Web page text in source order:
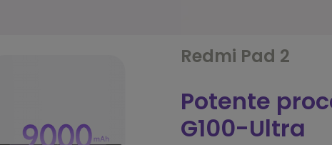
Redmi Pad 2
Potente
G100-Ultra